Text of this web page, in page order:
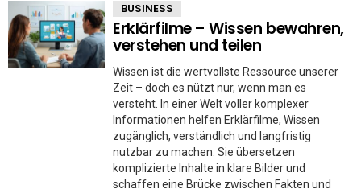
BUSINESS
Erklärfilme – Wissen bewahren,
verstehen und teilen
Wissen ist die wertvollste Ressource unserer
Zeit – doch es nützt nur, wenn man es
versteht. In einer Welt voller komplexer
Informationen helfen Erklärfilme, Wissen
zugänglich, verständlich und langfristig
nutzbar zu machen. Sie übersetzen
komplizierte Inhalte in klare Bilder und
schaffen eine Brücke zwischen Fakten und